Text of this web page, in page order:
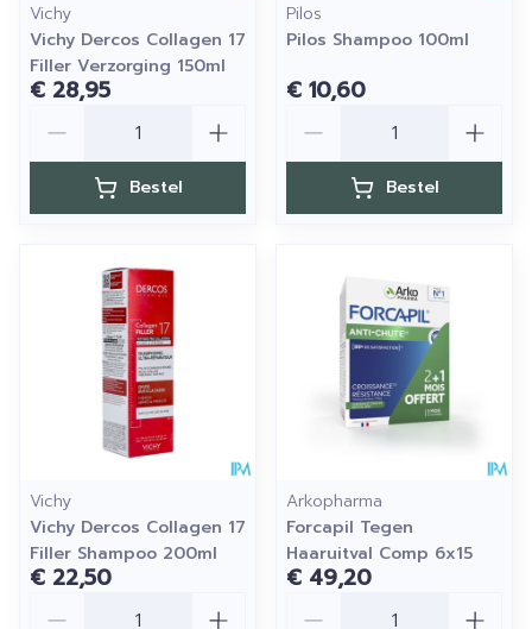
Vichy
Vichy Dercos Collagen 17
Filler Verzorging 150ml
€ 28,95
Bestel
Pilos
Pilos Shampoo 100ml
€ 10,60
Bestel
Vichy
Vichy Dercos Collagen 17
Filler Shampoo 200ml
€ 22,50
Arkopharma
Forcapil Tegen
Haaruitval Comp 6x15
€ 49,20